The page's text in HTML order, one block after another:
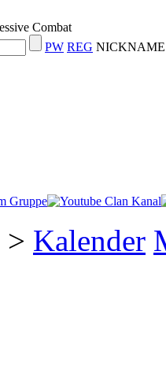
Combat
PW REG
> Kalender